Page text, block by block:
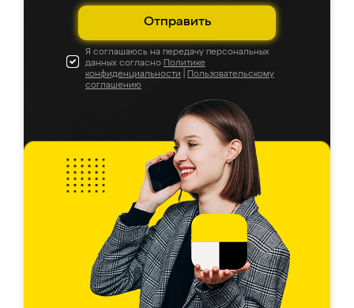
Отправить
Я соглашаюсь на передачу персональных
данных согласно Политике
конфиденциальности
Пользовательскому
соглашению